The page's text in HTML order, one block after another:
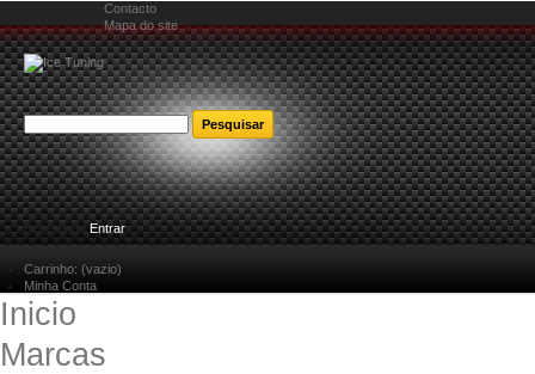
Contacto
Mapa do site
Bem-vindoEntrar
Carrinho: (vazio)
Minha Conta
Inicio
Marcas